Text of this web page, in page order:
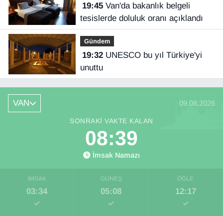
19:45Van'da bakanlık belgeli
tesislerde doluluk oranı açıklandı
Gündem
19:32UNESCO bu yıl Türkiye'yi
unuttu
VAN 09.08.2026
SONRAKI VAKTE KALAN
08:38
İmsak Namazı
İMSAK
03:34
GÜNEŞ
05:08
ÖĞLE
12:17